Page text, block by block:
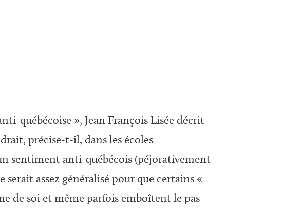
québécoise », Jean François Lisée décrit
précise-t-il, dans les écoles
sentiment anti-québécois (péjorativement
serait assez généralisé pour que certains «
de soi et même parfois emboîtent le pas